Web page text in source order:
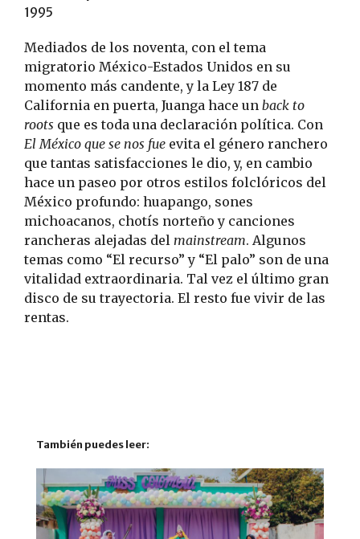
1995
Mediados de los noventa, con el tema
migratorio México-Estados Unidos en su
momento más candente, y la Ley 187 de
California en puerta, Juanga hace un back to
roots que es toda una declaración política. Con
El México que se nos fue evita el género ranchero
que tantas satisfacciones le dio, y, en cambio
hace un paseo por otros estilos folclóricos del
México profundo: huapango, sones
michoacanos, chotís norteño y canciones
rancheras alejadas del mainstream. Algunos
temas como “El recurso” y “El palo” son de una
vitalidad extraordinaria. Tal vez el último gran
disco de su trayectoria. El resto fue vivir de las
rentas.
También puedes leer: